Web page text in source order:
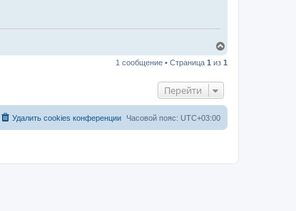
р
я
ч
1 сообщение • Страница 1 из 1
Перейти
Часовой пояс: UTC+03:00
Удалить cookies конференции